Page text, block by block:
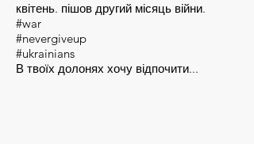
квітень. пішов другий місяць війни.
#war
#nevergiveup
#ukrainians
В твоїх долонях хочу відпочити...